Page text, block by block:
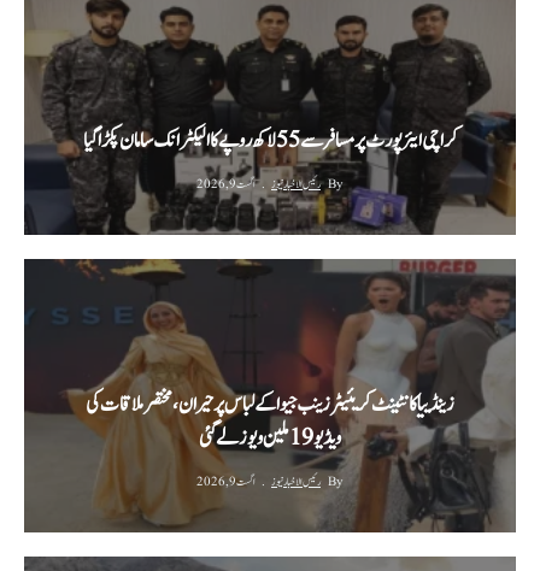
کراچی ایئرپورٹ پر مسافر سے 55 لاکھ روپے کا الیکٹرانک سامان پکڑا گیا
By رئیس الاخبار نیوز اگست 9, 2026
زینڈییا کانٹینٹ کریئیٹر زینب جیوا کے لباس پر حیران، مختصر ملاقات کی
ویڈیو 19 ملین ویوز لے گئی
By رئیس الاخبار نیوز اگست 9, 2026